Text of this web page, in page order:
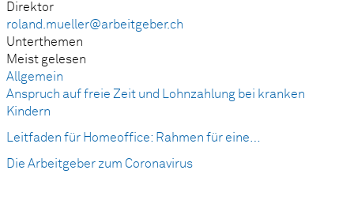
Direktor
roland.mueller@arbeitgeber.ch
Unterthemen
Meist gelesen
Allgemein
Anspruch auf freie Zeit und Lohnzahlung bei kranken
Kindern
Leitfaden für Homeoffice: Rahmen für eine…
Die Arbeitgeber zum Coronavirus